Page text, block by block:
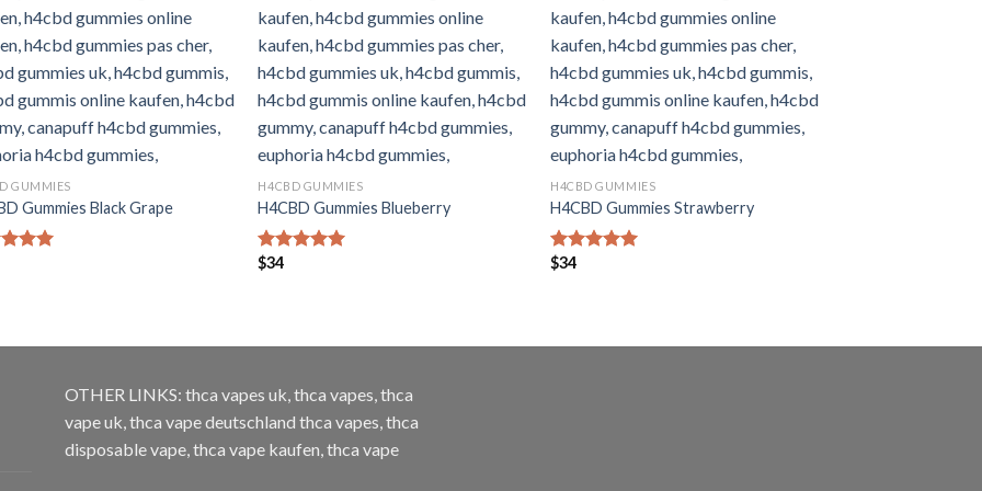
GUMMIES
Gummies Black Grape
mit
H4CBD GUMMIES
H4CBD Gummies Blueberry
Bewertet mit
$34
H4CBD GUMMIES
H4CBD Gummies Strawberry
Bewertet mit
$34
OTHER LINKS: thca vapes uk,thca vapes,thca
vape uk,thca vape deutschland thca vapes,thca
disposable vape,thca vape kaufen,thca vape